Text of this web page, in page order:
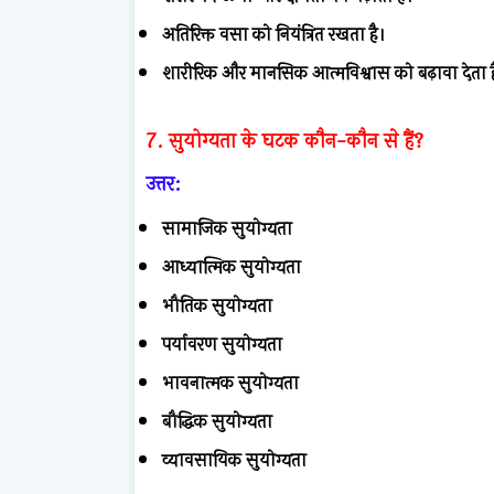
अतिरिक्त वसा को नियंत्रित रखता है।
शारीरिक और मानसिक आत्मविश्वास को बढ़ावा देता
7. सुयोग्यता के घटक कौन-कौन से हैं?
उत्तर:
सामाजिक सुयोग्यता
आध्यात्मिक सुयोग्यता
भौतिक सुयोग्यता
पर्यावरण सुयोग्यता
भावनात्मक सुयोग्यता
बौद्धिक सुयोग्यता
व्यावसायिक सुयोग्यता